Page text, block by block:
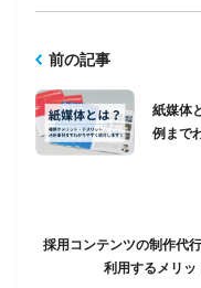
前の記事
紙媒体
例まで
採用コンテンツの制作代
利用するメリッ